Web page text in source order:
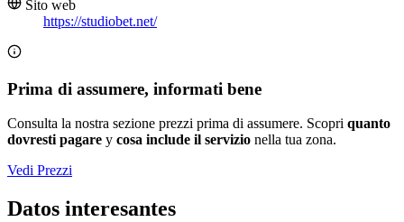
Sito web
https://studiobet.net/
Prima di assumere, informati bene
Consulta la nostra sezione prezzi prima di assumere. Scopri quanto
dovresti pagare y cosa include il servizio nella tua zona.
Vedi Prezzi
Datos interesantes